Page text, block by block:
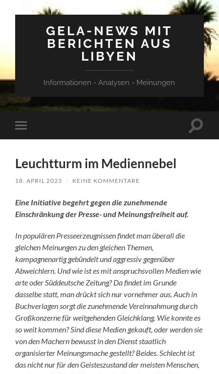
GELA-NEWS MIT
BERICHTEN AUS
LIBYEN
Informationen - Analysen - Meinungen
Mobile-
Menü
Leuchtturm im Mediennebel
18. APRIL 2023 / KEINE KOMMENTARE
Eine Initiative begehrt gegen die zunehmende
Einschränkung der Presse- und Meinungsfreiheit auf.
In populären Presseerzeugnissen findet man überall die
gleichen Meinungen zu den gleichen Themen,
kampagnenartig gebündelt und aggressiv gegenüber
Abweichlern. Und wie ist es mit anspruchsvollen Medien wie
arte oder Süddeutsche Zeitung? Da findet im Grunde
dasselbe statt, man drückt sich nur vornehmer aus. Auch in
Buchverlagen sorgt die zunehmende Vereinnahmung durch
Großkonzerne für weitgehenden Gleichklang. Wie konnte es
so weit kommen? Sind diese Medien gekauft, oder werden sie
von den Machern bewusst in den Dienst staatlich
organisierter Meinungsmache gestellt? Beides. Schlecht ist
das nicht nur für den Geisteszustand der meisten Menschen,